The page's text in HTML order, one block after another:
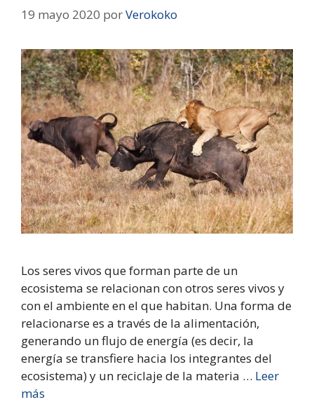
19 mayo 2020 porVerokoko
Los seres vivos que forman parte de un
ecosistema se relacionan con otros seres vivos y
con el ambiente en el que habitan. Una forma de
relacionarse es a través de la alimentación,
generando un flujo de energía (es decir, la
energía se transfiere hacia los integrantes del
ecosistema) y un reciclaje de la materia … Leer
más